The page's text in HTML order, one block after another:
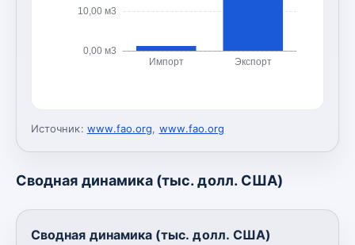
0,00 м3
10,00 м3
Импорт Экспорт
Источник: www.fao.org, www.fao.org
Сводная динамика (тыс. долл. США)
Сводная динамика (тыс. долл. США)